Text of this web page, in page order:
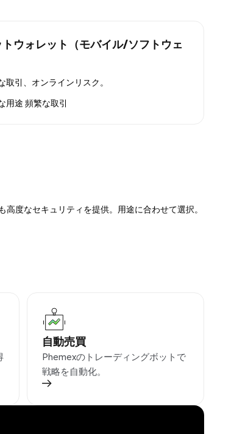
トウォレット（モバイル/ソフトウェ
取引、オンラインリスク。
用途 頻繁な取引
度なセキュリティを提供。用途に合わせて選択。
自動売買
Phemexのトレーディングボットで
戦略を自動化。